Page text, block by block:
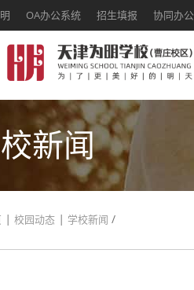
OA办公系统 招生填报 协同办公
新闻
| 校园动态 | 学校新闻 /